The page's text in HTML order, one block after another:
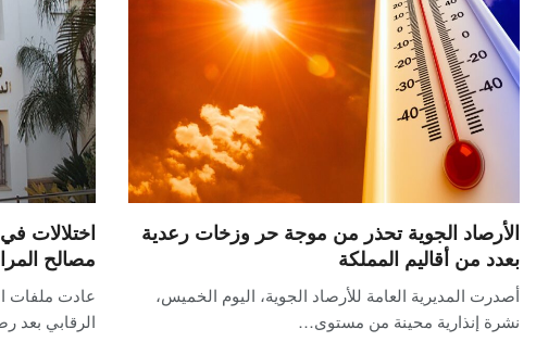
الأرصاد الجوية تحذر من موجة حر وزخات رعدية
بعدد من أقاليم المملكة
أصدرت المديرية العامة للأرصاد الجوية، اليوم الخميس،
نشرة إنذارية محينة من مستوى…
اختلالات
مصالح
عادت ملفات
الرقابي